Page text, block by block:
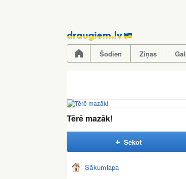
Pāriet
uz
saturu
Šodien Ziņas
Tērē mazāk!
Sekot
Sākumlapa